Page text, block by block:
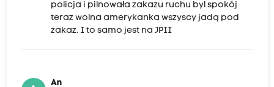
policja i pilnowała zakazu ruchu byl spokój
teraz wolna amerykanka wszyscy jadą pod
zakaz. I to samo jest na JPII
An